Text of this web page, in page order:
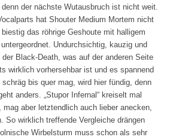
der nächste Wutausbruch ist nicht weit.
hat Shouter Medium Mortem nicht
das röhrige Geshoute mit halligem
Undurchsichtig, kauzig und
Black-Death, was auf der anderen Seite
wirklich vorhersehbar ist und es spannend
bis quer mag, wird hier fündig, denn
anders. „Stupor Infernal“ kreiselt mal
aber letztendlich auch lieber anecken,
So wirklich treffende Vergleiche drängen
Wirbelsturm muss schon als sehr